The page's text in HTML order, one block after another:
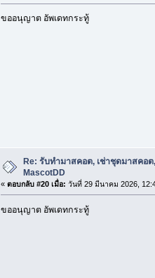
ขออนุญาต อัพเดทกระทู้
Re: รับทำมาสคอต, เช่าชุดมาสคอ
MascotDD
« ตอบกลับ #20 เมื่อ: วันที่ 29 มีนาคม 2026,
ขออนุญาต อัพเดทกระทู้